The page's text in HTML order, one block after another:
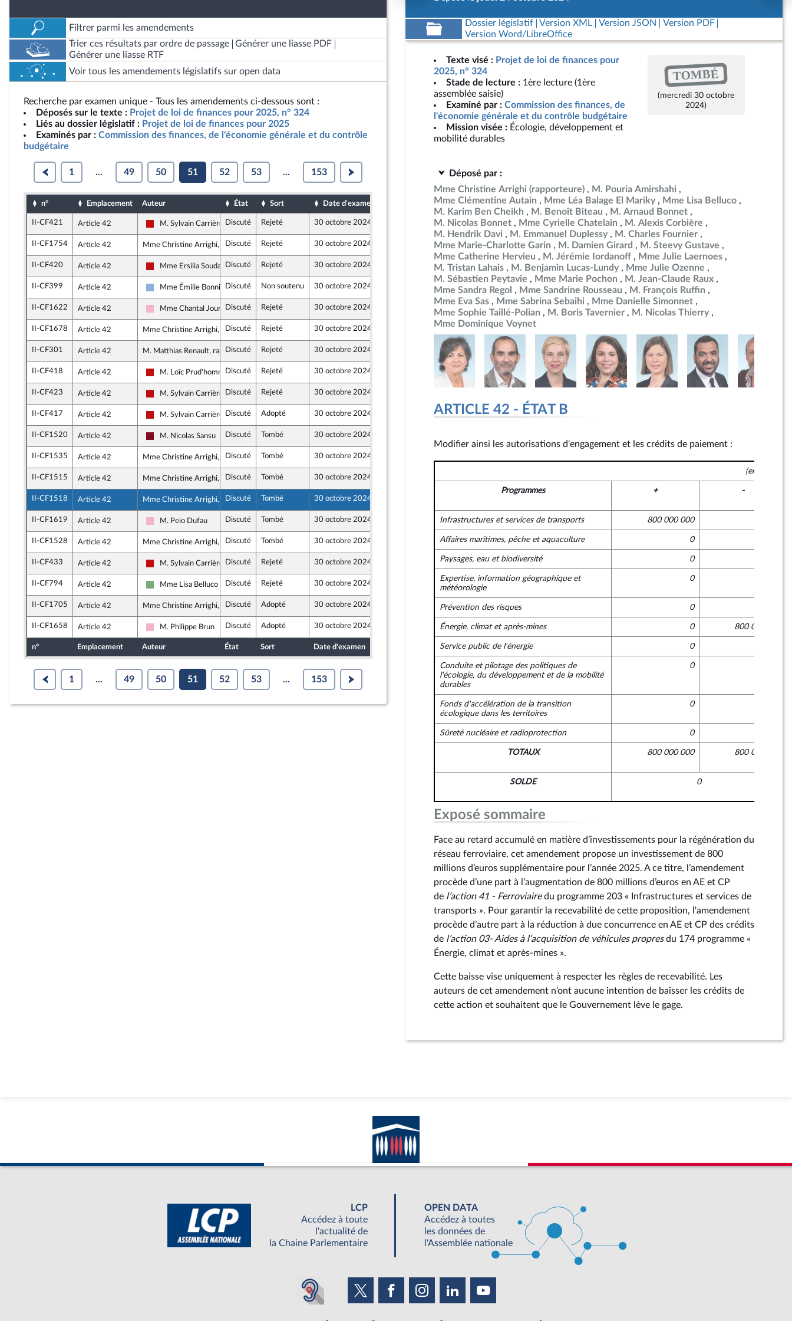
Filtrer parmi les amendements
Trier ces résultats par ordre de passage
Générer une liasse PDF
Générer une liasse RTF
Voir tous les amendements législatifs sur open data
Recherche par examen unique - Tous les amendements ci-dessous sont :
Déposés sur le texte : Projet de loi de finances pour 2025, n° 324
Liés au dossier législatif : Projet de loi de finances pour 2025
Examinés par : Commission des finances, de l'économie générale et du contrôle
budgétaire
1 ... 49 50 51 52 53 ... 153
n° Emplacement Auteur État Sort Date d'examen Date de dépôt
II-CF421 Article 42
La France insoumise - Nouveau Front Populaire
M. Sylvain Carrière Discuté Rejeté 30 octobre 2024 23 octobre 2024
II-CF1754 Article 42 Mme Christine Arrighi, rapporteure
Discuté Rejeté 30 octobre 2024 24 octobre 2024
II-CF420 Article 42
La France insoumise - Nouveau Front Populaire
Mme Ersilia SoudaisDiscuté Rejeté 30 octobre 2024 23 octobre 2024
II-CF399 Article 42
Droite Républicaine
Mme Émilie BonnivardDiscuté Non soutenu 30 octobre 2024 23 octobre 2024
II-CF1622 Article 42
Socialistes et apparentés
Mme Chantal JourdanDiscuté Rejeté 30 octobre 2024 24 octobre 2024
II-CF1678 Article 42 Mme Christine Arrighi, rapporteure
Discuté Rejeté 30 octobre 2024 24 octobre 2024
II-CF301 Article 42 M. Matthias Renault, rapporteur
Discuté Rejeté 30 octobre 2024 23 octobre 2024
II-CF418 Article 42
La France insoumise - Nouveau Front Populaire
M. Loïc Prud'hommeDiscuté Rejeté 30 octobre 2024 23 octobre 2024
II-CF423 Article 42
La France insoumise - Nouveau Front Populaire
M. Sylvain Carrière Discuté Rejeté 30 octobre 2024
II-CF417 Article 42
La France insoumise - Nouveau Front Populaire
M. Sylvain Carrière Discuté Adopté 30 octobre 2024 23 octobre 2024
II-CF1520 Article 42
Gauche Démocrate et Républicaine
M. Nicolas Sansu Discuté Tombé 30 octobre 2024
II-CF1535 Article 42 Mme Christine Arrighi, rapporteure
Discuté Tombé 30 octobre 2024
II-CF1515 Article 42 Mme Christine Arrighi, rapporteure
Discuté Tombé 30 octobre 2024
II-CF1518 Article 42 Mme Christine Arrighi, rapporteure
Discuté Tombé 30 octobre 2024
II-CF1619 Article 42
Socialistes et apparentés
M. Peio Dufau Discuté Tombé 30 octobre 2024 24 octobre 2024
II-CF1528 Article 42 Mme Christine Arrighi, rapporteure
Discuté Tombé 30 octobre 2024 24 octobre 2024
II-CF433 Article 42
La France insoumise - Nouveau Front Populaire
M. Sylvain Carrière Discuté Rejeté 30 octobre 2024 23 octobre 2024
II-CF794 Article 42
Écologiste et Social
Mme Lisa Belluco Discuté Rejeté 30 octobre 2024 24 octobre 2024
II-CF1705 Article 42 Mme Christine Arrighi, rapporteure
Discuté Adopté 30 octobre 2024 24 octobre 2024
II-CF1658 Article 42
Socialistes et apparentés
M. Philippe Brun Discuté Adopté 30 octobre 2024 24 octobre 2024
n° Emplacement Auteur État Sort Date d'examen
1 ... 49 50 51 52 53 ... 153
Dossier législatif Version XML Version JSON
Version PDF
Version Word/LibreOffice
Texte visé : Projet de loi de finances pour
2025, n° 324
Stade de lecture : 1ère lecture (1ère
assemblée saisie)
Examiné par : Commission des finances, de
l'économie générale et du contrôle budgétaire
Mission visée : Écologie, développement et
mobilité durables
TOMBÉ
(mercredi 30 octobre
2024)
Déposé par :
Mme Christine Arrighi (rapporteure)
M. Pouria Amirshahi
Mme Clémentine Autain
Mme Léa Balage El Mariky
Mme Lisa Belluco
M. Karim Ben Cheikh
M. Benoît Biteau
M. Arnaud Bonnet
M. Nicolas Bonnet
Mme Cyrielle Chatelain
M. Alexis Corbière
M. Hendrik Davi
M. Emmanuel Duplessy
M. Charles Fournier
Mme Marie-Charlotte Garin
M. Damien Girard
M. Steevy Gustave
Mme Catherine Hervieu
M. Jérémie Iordanoff
Mme Julie Laernoes
M. Tristan Lahais
M. Benjamin Lucas-Lundy
Mme Julie Ozenne
M. Sébastien Peytavie
Mme Marie Pochon
M. Jean-Claude Raux
Mme Sandra Regol
Mme Sandrine Rousseau
M. François Ruffin
Mme Eva Sas
Mme Sabrina Sebaihi
Mme Danielle Simonnet
Mme Sophie Taillé-Polian
M. Boris Tavernier
M. Nicolas Thierry
Mme Dominique Voynet
ARTICLE 42 - ÉTAT B
Modifier ainsi les autorisations d'engagement et les crédits de paiement :
(en euros)
Programmes + -
Infrastructures et services de transports 800 000 000
Affaires maritimes, pêche et aquaculture 0
Paysages, eau et biodiversité 0
Expertise, information géographique et
météorologie
0
Prévention des risques 0
Énergie, climat et après-mines 0 800 000 000
Service public de l'énergie 0
Conduite et pilotage des politiques de
l'écologie, du développement et de la mobilité
durables
0
Fonds d'accélération de la transition
écologique dans les territoires
0
Sûreté nucléaire et radioprotection 0
TOTAUX 800 000 000 800 000 000
SOLDE 0
Exposé sommaire
Face au retard accumulé en matière d’investissements pour la régénération du
réseau ferroviaire, cet amendement propose un investissement de 800
millions d’euros supplémentaire pour l’année 2025. A ce titre, l’amendement
procède d’une part à l’augmentation de 800 millions d’euros en AE et CP
de l’action 41 - Ferroviairedu programme 203 « Infrastructures et services de
transports ». Pour garantir la recevabilité de cette proposition, l'amendement
procède d’autre part à la réduction à due concurrence en AE et CP des crédits
de l’action 03- Aides à l’acquisition de véhicules propresdu 174 programme «
Énergie, climat et après-mines ».
Cette baisse vise uniquement à respecter les règles de recevabilité. Les
auteurs de cet amendement n’ont aucune intention de baisser les crédits de
cette action et souhaitent que le Gouvernement lève le gage.
LCP
Accédez à toute
l'actualité de
la Chaine Parlementaire
OPEN DATA
Accédez à toutes
les données de
l'Assemblée nationale